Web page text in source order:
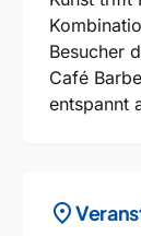
Besucher
Café
entspannt
location_on